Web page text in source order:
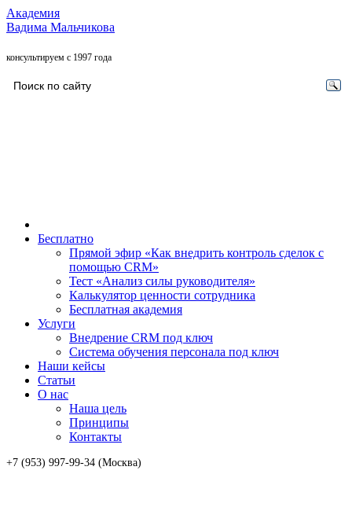
Академия
Вадима Мальчикова
консультируем с 1997 года
Бесплатно
Прямой эфир «Как внедрить контроль сделок с
помощью CRM»
Тест «Анализ силы руководителя»
Калькулятор ценности сотрудника
Бесплатная академия
Услуги
Внедрение CRM под ключ
Система обучения персонала под ключ
Наши кейсы
Статьи
О нас
Наша цель
Принципы
Контакты
+7 (953) 997-99-34 (Москва)